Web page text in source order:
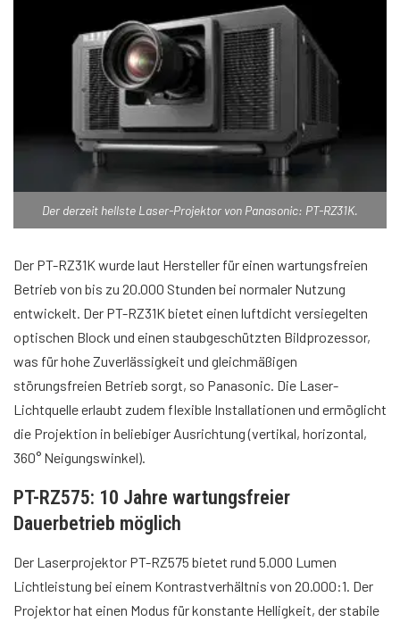
Der derzeit hellste Laser-Projektor von Panasonic: PT-RZ31K.
Der PT-RZ31K wurde laut Hersteller für einen wartungsfreien
Betrieb von bis zu 20.000 Stunden bei normaler Nutzung
entwickelt. Der PT-RZ31K bietet einen luftdicht versiegelten
optischen Block und einen staubgeschützten Bildprozessor,
was für hohe Zuverlässigkeit und gleichmäßigen
störungsfreien Betrieb sorgt, so Panasonic. Die Laser-
Lichtquelle erlaubt zudem flexible Installationen und ermöglicht
die Projektion in beliebiger Ausrichtung (vertikal, horizontal,
360° Neigungswinkel).
PT-RZ575: 10 Jahre wartungsfreier
Dauerbetrieb möglich
Der Laserprojektor PT-RZ575 bietet rund 5.000 Lumen
Lichtleistung bei einem Kontrastverhältnis von 20.000:1. Der
Projektor hat einen Modus für konstante Helligkeit, der stabile